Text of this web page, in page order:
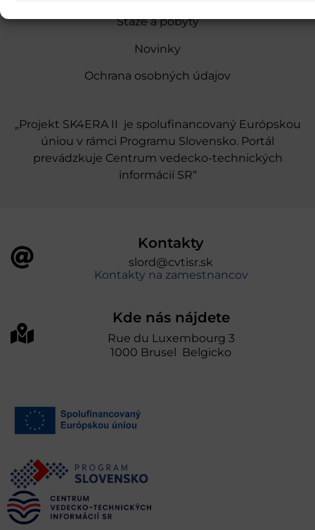
Stáže a pobyty
Novinky
Ochrana osobných údajov
„Projekt SK4ERA II je spolufinancovaný Európskou
úniou v rámci Programu Slovensko. Portál
prevádzkuje Centrum vedecko-technických
informácií SR“
Kontakty
slord@cvtisr.sk
Kontakty na zamestnancov
Kde nás nájdete
Rue du Luxembourg 3
1000 Brusel Belgicko